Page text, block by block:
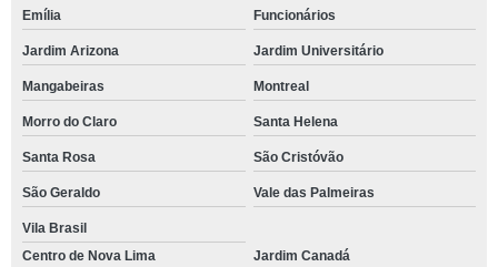
Emília Funcionários
Jardim Arizona Jardim Universitário
Mangabeiras Montreal
Morro do Claro Santa Helena
Santa Rosa São Cristóvão
São Geraldo Vale das Palmeiras
Vila Brasil
Centro de Nova Lima
Jardim Canadá